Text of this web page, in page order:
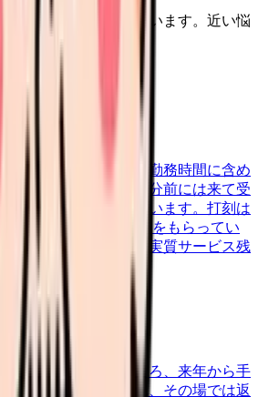
本音だけを表示しています。近い悩
状況を投稿できます。
しい
始業前の情報収集は勤務時間に含め
があり、定刻の三十分前には来て受
が当たり前になっています。打刻は
短い勤務時間で給与をもらってい
げませんが、これは実質サービス残
ます。…
nenshu
退職を申し出たところ、来年から手
しいと引き止められ、その場では返